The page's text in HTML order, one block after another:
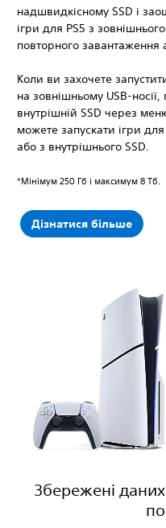
надшвидкісному SSD і
ігри для PS5 з
повторного завантаження
Коли ви захочете
на зовнішньому USB-носії,
внутрішній SSD через
можете запускати ігри
або з внутрішнього SSD.
*Мінімум 250 Гб і максимум 8 Тб.
Дізнатися більше
Збережені